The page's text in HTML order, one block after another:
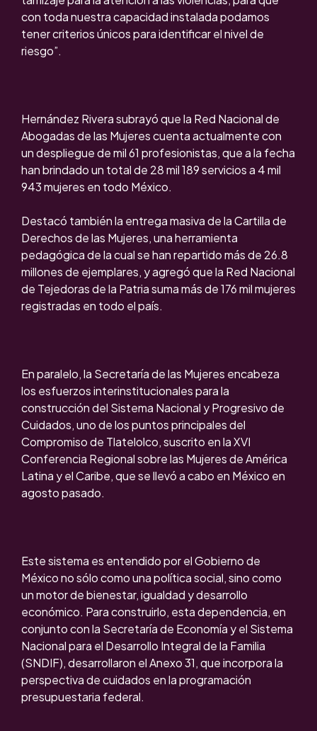
con toda nuestra capacidad instalada podamos
tener criterios únicos para identificar el nivel de
riesgo”.
Hernández Rivera subrayó que la Red Nacional de
Abogadas de las Mujeres cuenta actualmente con
un despliegue de mil 61 profesionistas, que a la fecha
han brindado un total de 28 mil 189 servicios a 4 mil
943 mujeres en todo México.
Destacó también la entrega masiva de la Cartilla de
Derechos de las Mujeres, una herramienta
pedagógica de la cual se han repartido más de 26.8
millones de ejemplares, y agregó que la Red Nacional
de Tejedoras de la Patria suma más de 176 mil mujeres
registradas en todo el país.
En paralelo, la Secretaría de las Mujeres encabeza
los esfuerzos interinstitucionales para la
construcción del Sistema Nacional y Progresivo de
Cuidados, uno de los puntos principales del
Compromiso de Tlatelolco, suscrito en la XVI
Conferencia Regional sobre las Mujeres de América
Latina y el Caribe, que se llevó a cabo en México en
agosto pasado.
Este sistema es entendido por el Gobierno de
México no sólo como una política social, sino como
un motor de bienestar, igualdad y desarrollo
económico. Para construirlo, esta dependencia, en
conjunto con la Secretaría de Economía y el Sistema
Nacional para el Desarrollo Integral de la Familia
(SNDIF), desarrollaron el Anexo 31, que incorpora la
perspectiva de cuidados en la programación
presupuestaria federal.